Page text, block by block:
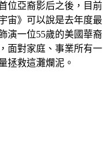
位亞裔影后之後，目前
宙》可以說是去年度最
演一位55歲的美國華裔
面對家庭、事業所有一
拯救這灘爛泥。